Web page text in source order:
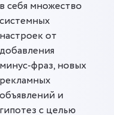
в себя множество
системных
настроек от
добавления
минус-фраз, новых
рекламных
объявлений и
гипотез с целью